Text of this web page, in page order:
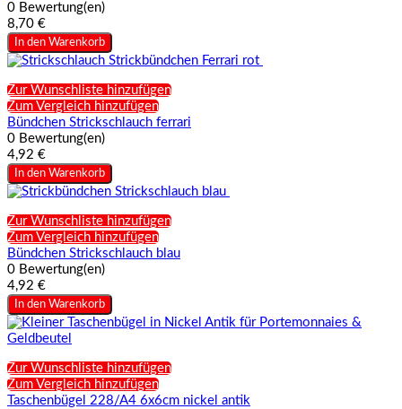
0 Bewertung(en)
8,70 €
In den Warenkorb
Zur Wunschliste hinzufügen
Zum Vergleich hinzufügen
Bündchen Strickschlauch ferrari
0 Bewertung(en)
4,92 €
In den Warenkorb
Zur Wunschliste hinzufügen
Zum Vergleich hinzufügen
Bündchen Strickschlauch blau
0 Bewertung(en)
4,92 €
In den Warenkorb
Zur Wunschliste hinzufügen
Zum Vergleich hinzufügen
Taschenbügel 228/A4 6x6cm nickel antik